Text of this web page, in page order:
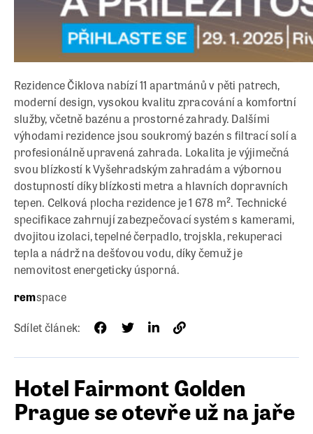
Rezidence Čiklova nabízí 11 apartmánů v pěti patrech,
moderní design, vysokou kvalitu zpracování a komfortní
služby, včetně bazénu a prostorné zahrady. Dalšími
výhodami rezidence jsou soukromý bazén s filtrací solí a
profesionálně upravená zahrada. Lokalita je výjimečná
svou blízkostí k Vyšehradským zahradám a výbornou
dostupností díky blízkosti metra a hlavních dopravních
tepen. Celková plocha rezidence je 1 678 m². Technické
specifikace zahrnují zabezpečovací systém s kamerami,
dvojitou izolaci, tepelné čerpadlo, trojskla, rekuperaci
tepla a nádrž na dešťovou vodu, díky čemuž je
nemovitost energeticky úsporná.
remspace
Sdílet článek:
Hotel Fairmont Golden
Prague se otevře už na jaře